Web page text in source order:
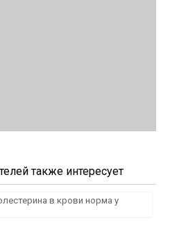
также интересует
в крови норма у